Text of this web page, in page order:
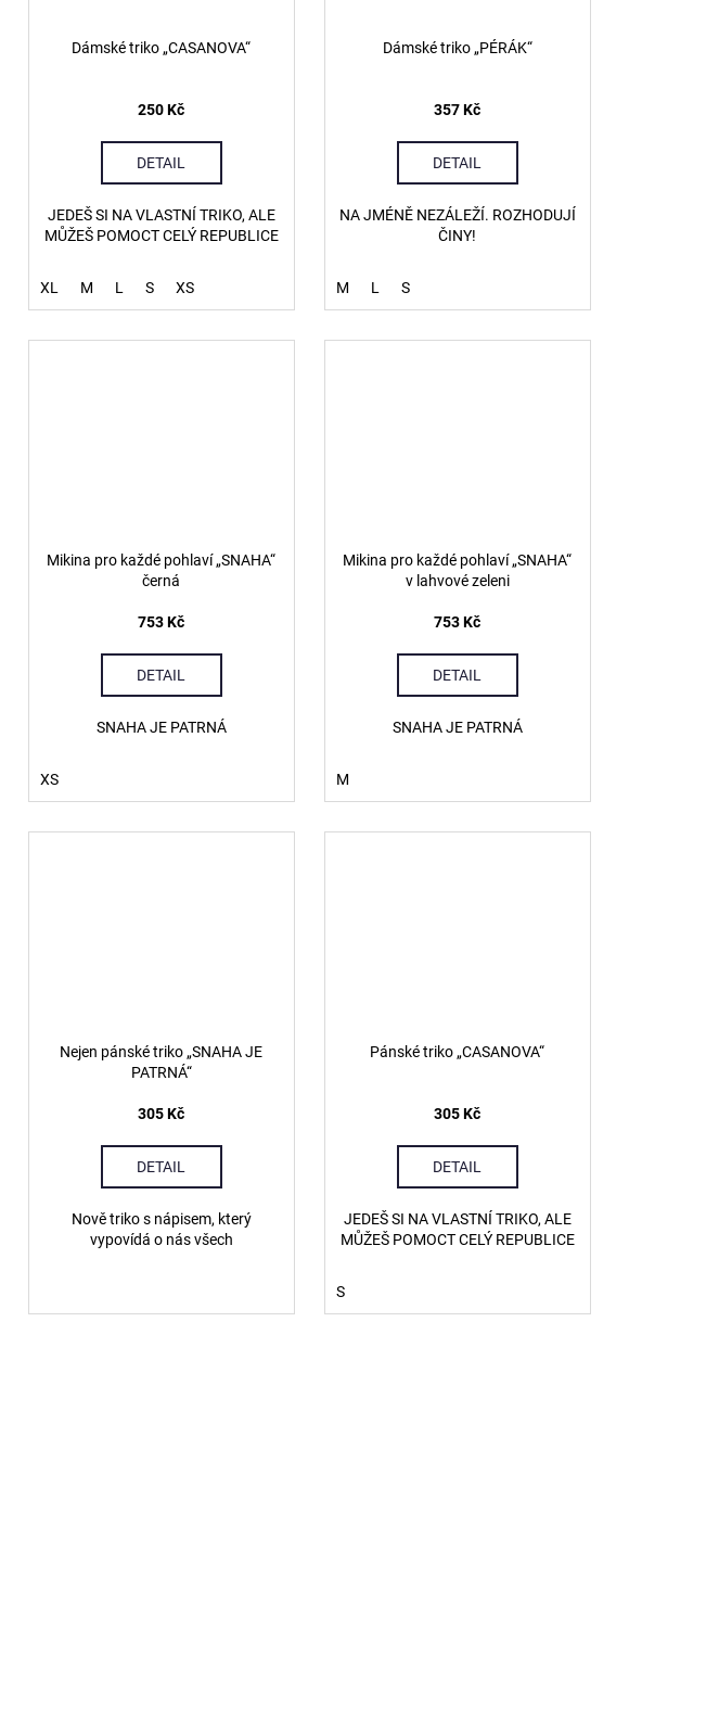
Dámské triko „CASANOVA“
250 Kč
DETAIL
JEDEŠ SI NA VLASTNÍ TRIKO, ALE
MŮŽEŠ POMOCT CELÝ REPUBLICE
XL M L S XS
Dámské triko „PÉRÁK“
357 Kč
DETAIL
NA JMÉNĚ NEZÁLEŽÍ. ROZHODUJÍ
ČINY!
M L S
Mikina pro každé pohlaví „SNAHA“
černá
753 Kč
DETAIL
SNAHA JE PATRNÁ
XS
Mikina pro každé pohlaví „SNAHA“
v lahvové zeleni
753 Kč
DETAIL
SNAHA JE PATRNÁ
M
Nejen pánské triko „SNAHA JE
PATRNÁ“
305 Kč
DETAIL
Nově triko s nápisem, který
vypovídá o nás všech
Pánské triko „CASANOVA“
305 Kč
DETAIL
JEDEŠ SI NA VLASTNÍ TRIKO, ALE
MŮŽEŠ POMOCT CELÝ REPUBLICE
S